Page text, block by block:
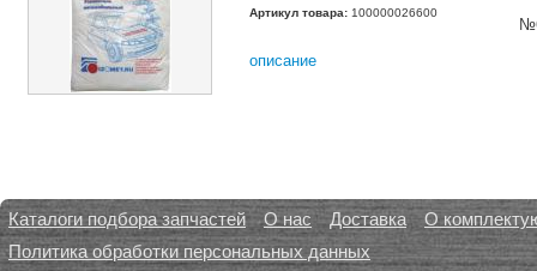
Артикул товара: 100000026600
описание
Каталоги подбора запчастей О нас Доставка
О
Политика обработки персональных данных